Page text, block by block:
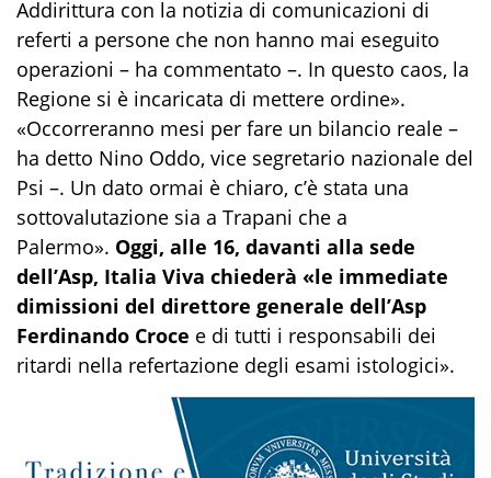
Addirittura con la notizia di comunicazioni di
referti a persone che non hanno mai eseguito
operazioni – ha commentato –. In questo caos, la
Regione si è incaricata di mettere ordine».
«Occorreranno mesi per fare un bilancio reale –
ha detto Nino Oddo, vice segretario nazionale del
Psi –. Un dato ormai è chiaro, c’è stata una
sottovalutazione sia a Trapani che a
Palermo». Oggi, alle 16, davanti alla sede
dell’Asp, Italia Viva chiederà «le immediate
dimissioni del direttore generale dell’Asp
Ferdinando Croce e di tutti i responsabili dei
ritardi nella refertazione degli esami istologici».